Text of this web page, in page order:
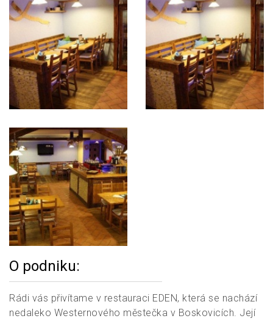
O podniku:
Rádi vás přivítame v restauraci EDEN, která se nachází
nedaleko Westernového městečka v Boskovicích. Její